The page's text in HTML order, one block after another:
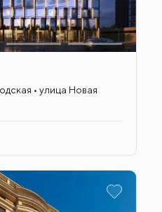
• улица Новая